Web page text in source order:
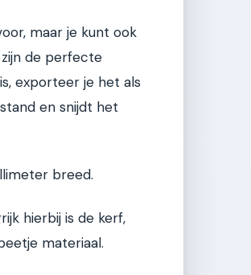
maar je kunt ook
de perfecte
exporteer je het als
en snijdt het
breed.
hierbij is de kerf,
materiaal.